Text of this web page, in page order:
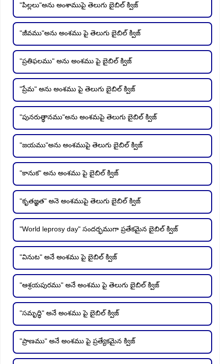
"పిల్లలు"అను అంశాముపై తెలుగు బైబిల్ క్విజ్
"జీవము"అను అంశము పై తెలుగు బైబిల్ క్విజ్
"ప్రతిఫలము" అను అంశము పై బైబిల్ క్విజ్
"ప్రేమ" అను అంశము పై తెలుగు బైబిల్ క్విజ్
"పునరుత్థానము"అను అంశమపై తెలుగు బైబిల్ క్విజ్
"జయము"అను అంశముపై తెలుగు బైబిల్ క్విజ్
"కానుక" అను అంశము పై బైబిల్ క్విజ్
"కృతజ్ఞత" అనె అంశముపై తెలుగు బైబిల్ క్విజ్
"World leprosy day" సందర్భముగా ప్రతేకమైన బైబిల్ క్విజ్
"వినుట" అనే అంశము పై బైబిల్ క్విజ్
"ఆశ్రయపురము" అనే అంశము పై తెలుగు బైబిల్ క్విజ్
"సమృద్ధి" అనే అంశము పై బైబిల్ క్విజ్
"ప్రాణము" అనే అంశము పై ప్రత్యేకమైన క్విజ్